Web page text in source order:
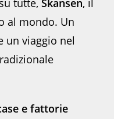
al mondo. Un
un viaggio nel
e fattorie